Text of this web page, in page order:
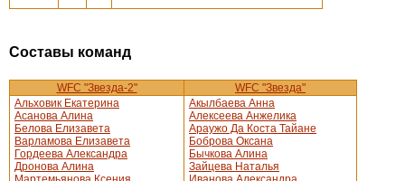
Составы команд
WFC "Звезда-2"
WFC "Звезда"
Альховик Екатерина
Асанова Алина
Белова Елизавета
Варламова Елизавета
Гордеева Александра
Дронова Алина
Акылбаева Анна
Алексеева Анжелика
Араужо Да Коста Тайане
Боброва Оксана
Бычкова Алина
Зайцева Наталья